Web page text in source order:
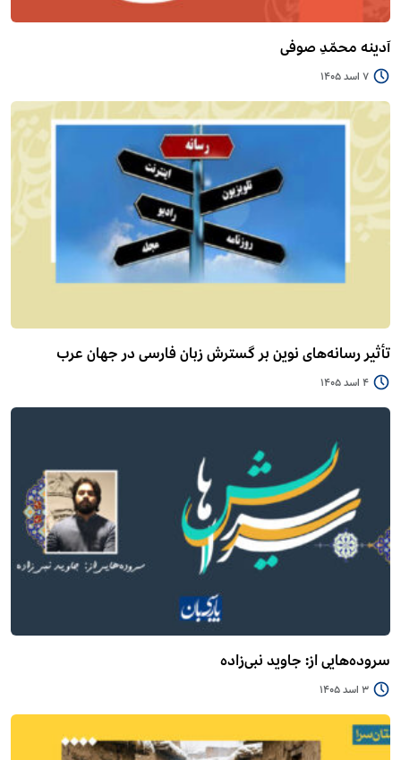
آدینه محمّدِ صوفی
7 اسد 1405
تأثیر رسانه‌های نوین بر گسترش زبان فارسی در جهان عرب
4 اسد 1405
سروده‌هایی از: جاوید نبی‌زاده
3 اسد 1405